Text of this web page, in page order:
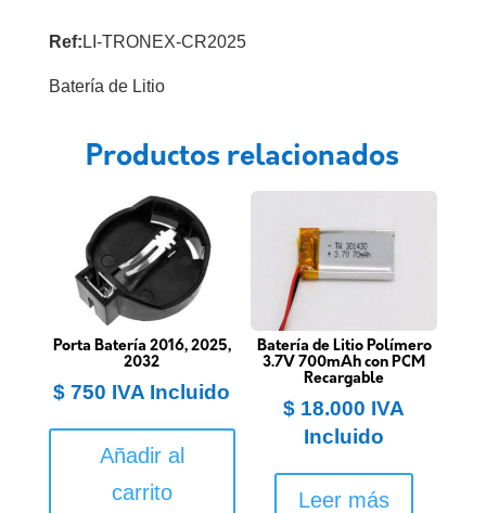
Ref: LI-TRONEX-CR2025
Batería de Litio
Productos relacionados
Porta Batería 2016, 2025,
2032
$ 750 IVA Incluido
Añadir al
carrito
Batería de Litio Polímero
3.7V 700mAh con PCM
Recargable
$ 18.000 IVA
Incluido
Leer más